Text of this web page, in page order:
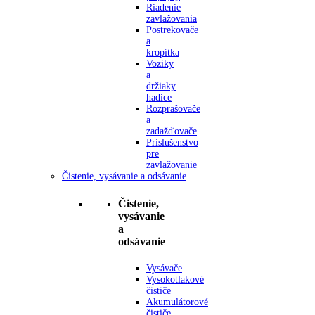
Riadenie
zavlažovania
Postrekovače
a
kropítka
Vozíky
a
držiaky
hadice
Rozprašovače
a
zadažďovače
Príslušenstvo
pre
zavlažovanie
Čistenie, vysávanie a odsávanie
Čistenie,
vysávanie
a
odsávanie
Vysávače
Vysokotlakové
čističe
Akumulátorové